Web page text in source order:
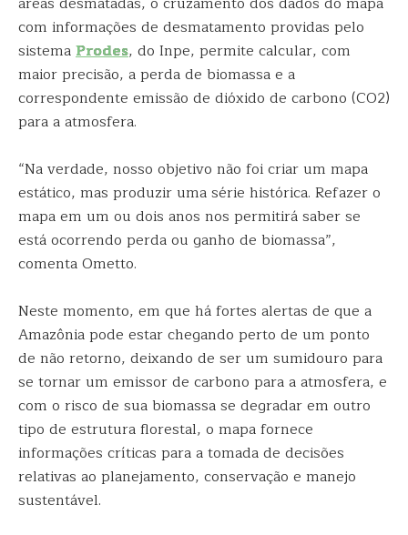
com informações de desmatamento providas pelo
sistemaProdes, do Inpe, permite calcular, com
maior precisão, a perda de biomassa e a
correspondente emissão de dióxido de carbono (CO2)
para a atmosfera.
“Na verdade, nosso objetivo não foi criar um mapa
estático, mas produzir uma série histórica. Refazer o
mapa em um ou dois anos nos permitirá saber se
está ocorrendo perda ou ganho de biomassa”,
comenta Ometto.
Neste momento, em que há fortes alertas de que a
Amazônia pode estar chegando perto de um ponto
de não retorno, deixando de ser um sumidouro para
se tornar um emissor de carbono para a atmosfera, e
com o risco de sua biomassa se degradar em outro
tipo de estrutura florestal, o mapa fornece
informações críticas para a tomada de decisões
relativas ao planejamento, conservação e manejo
sustentável.